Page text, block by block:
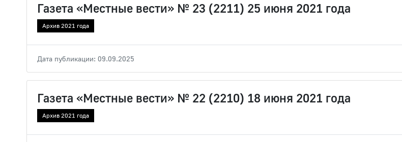
Газета «Местные вести» № 23 (2211) 25 июня 2021 года
Архив 2021 года
Дата публикации: 09.09.2025
Газета «Местные вести» № 22 (2210) 18 июня 2021 года
Архив 2021 года